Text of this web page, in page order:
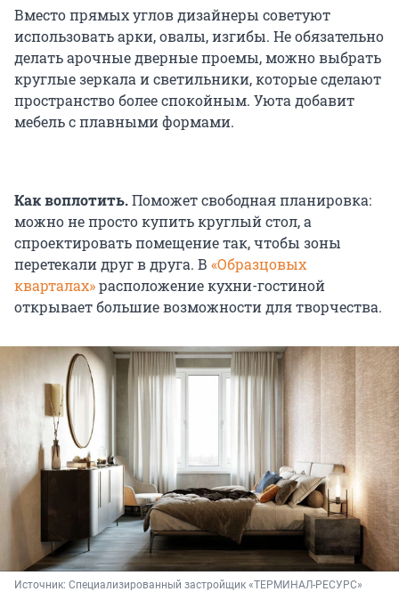
Вместо прямых углов дизайнеры советуют
использовать арки, овалы, изгибы. Не обязательно
делать арочные дверные проемы, можно выбрать
круглые зеркала и светильники, которые сделают
пространство более спокойным. Уюта добавит
мебель с плавными формами.
Как воплотить.Поможет свободная планировка:
можно не просто купить круглый стол, а
спроектировать помещение так, чтобы зоны
перетекали друг в друга. В «Образцовых
кварталах»расположение кухни-гостиной
открывает большие возможности для творчества.
Источник: Специализированный застройщик «ТЕРМИНАЛ-РЕСУРС»